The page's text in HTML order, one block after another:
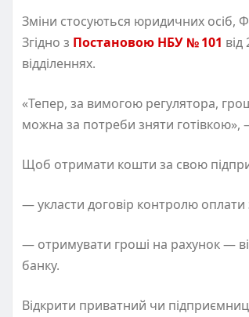
Зміни стосуються юридичних осіб,
Згідно з Постановою НБУ № 101
відділеннях.
«Тепер, за вимогою регулятора,
можна за потреби зняти готівкою»,
Щоб отримати кошти за свою
— укласти договір контролю оплати
— отримувати гроші на рахунок —
банку.
Відкрити приватний чи